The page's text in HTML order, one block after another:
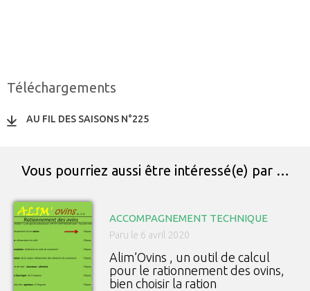
Téléchargements
AU FIL DES SAISONS N°225
Vous pourriez aussi être intéressé(e) par …
ACCOMPAGNEMENT TECHNIQUE
Paru le 6 avril 2020
Alim’Ovins , un outil de calcul
pour le rationnement des ovins,
bien choisir la ration